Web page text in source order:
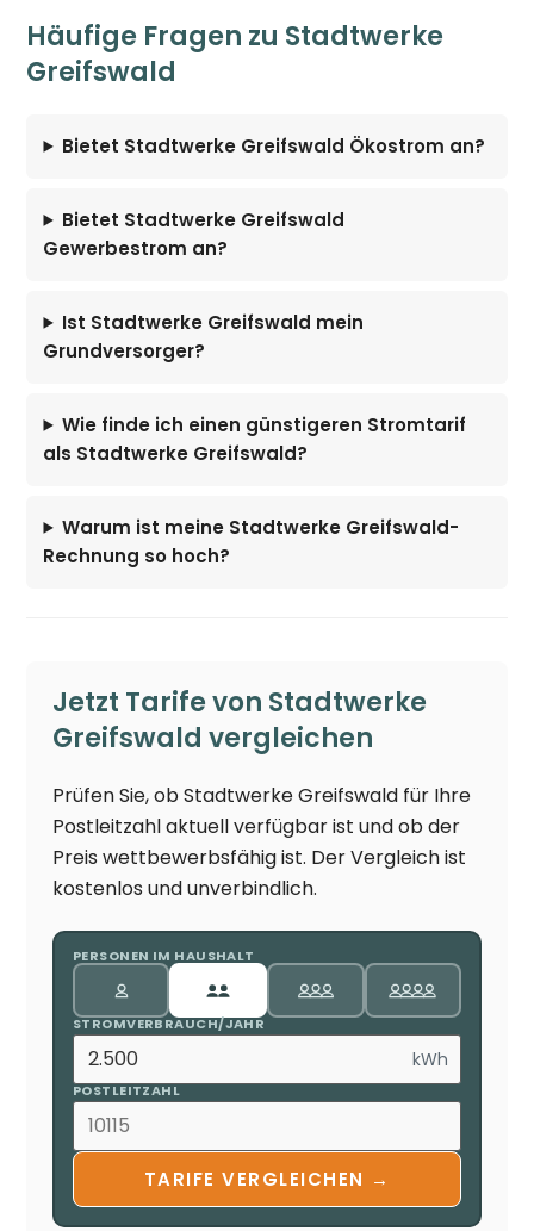
Häufige Fragen zu Stadtwerke
Greifswald
Bietet Stadtwerke Greifswald Ökostrom an?
Bietet Stadtwerke Greifswald
Gewerbestrom an?
Ist Stadtwerke Greifswald mein
Grundversorger?
Wie finde ich einen günstigeren Stromtarif
als Stadtwerke Greifswald?
Warum ist meine Stadtwerke Greifswald-
Rechnung so hoch?
Jetzt Tarife von Stadtwerke
Greifswald vergleichen
Prüfen Sie, ob Stadtwerke Greifswald für Ihre
Postleitzahl aktuell verfügbar ist und ob der
Preis wettbewerbsfähig ist. Der Vergleich ist
kostenlos und unverbindlich.
PERSONEN IM HAUSHALT
STROMVERBRAUCH/JAHR
kWh
POSTLEITZAHL
TARIFE VERGLEICHEN →